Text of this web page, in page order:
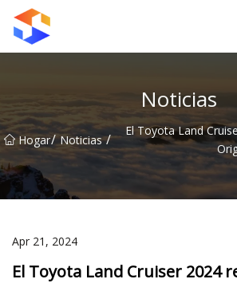
Noticias
Hogar/ Noticias /
El Toyota Land
Apr 21, 2024
El Toyota Land Cruiser 2024